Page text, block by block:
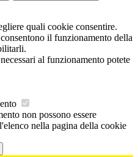
quali cookie consentire.
il funzionamento della
al funzionamento potete
non possono essere
nella pagina della cookie